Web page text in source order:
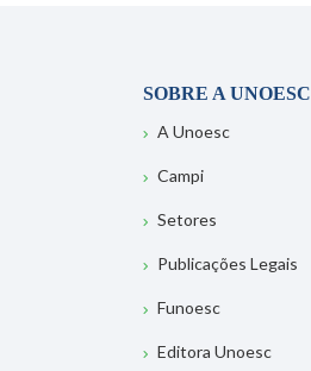
SOBRE A UNOESC
A Unoesc
Campi
Setores
Publicações Legais
Funoesc
Editora Unoesc